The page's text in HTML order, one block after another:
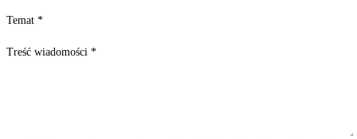
Temat *
Treść wiadomości *